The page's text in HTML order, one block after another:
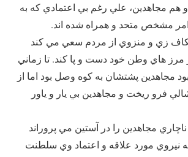
هم مجاهدين، علي رغم بي اعتمادي که به
امر مشخص متحد و همراه شده اند.
زي و منزوي از مردم سعي مي کند
مرز هاي وطن خود دست و پا کند. تا زماني
مجاهدين پشتشان به کوه وصل بود اما از
فرو ريخت و مجاهدين بي يار و ياور
مجاهدين را در آستين مي پروراند
نيروي مورد علاقه و اعتماد وي سلطنت